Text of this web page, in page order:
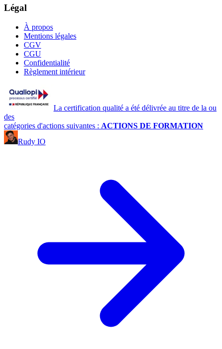
Légal
À propos
Mentions légales
CGV
CGU
Confidentialité
Règlement intérieur
La certification qualité a été délivrée au titre de la ou
des
catégories d'actions suivantes : ACTIONS DE FORMATION
Rudy IO